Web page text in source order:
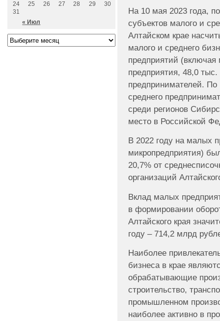
На 10 мая 2023 года,
субъектов малого и
Алтайском крае
малого и среднего
предприятий (включая
предприятия, 48,0
предпринимателей. По
среднего
среди регионов
место в Российской
В 2022 году на малых
микропредприятия)
20,7% от
организаций
Вклад малых
в формировании
Алтайского края
году – 714,2 млрд
Наиболее
бизнеса в крае
обрабатывающие
строительство,
промышленном
наиболее активно в
« Июл
24
25 26 27 28 29
30
31